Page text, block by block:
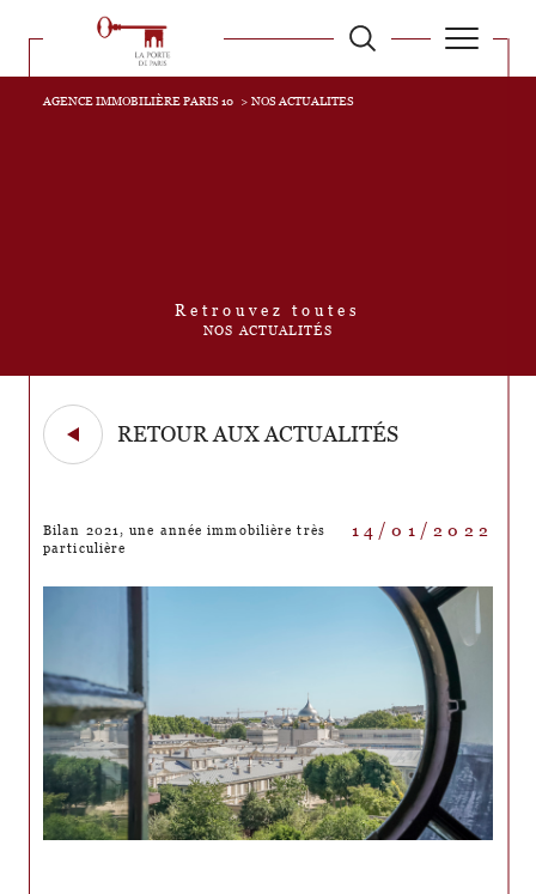
AGENCE IMMOBILIÈRE PARIS 10 NOS ACTUALITES
Retrouvez toutes
NOS ACTUALITÉS
RETOUR AUX ACTUALITÉS
Bilan 2021, une année immobilière très
particulière
14/01/2022